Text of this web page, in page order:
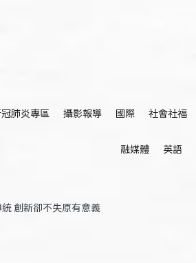
肺炎專區 攝影報導 國際 社會社福
融媒體 英語
創新卻不失原有意義